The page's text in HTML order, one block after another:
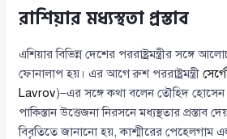
রাশিয়ার মধ্যস্থতা প্রস্তাব
এশিয়ার বিভিন্ন দেশের পররাষ্ট্রমন্ত্রীর সঙ্গে
ফোনালাপ হয়। এর আগে রুশ পররাষ্ট্রমন্ত্রী
Lavrov)–এর সঙ্গে কথা বলেন তৌহিদ
পাকিস্তান উত্তেজনা নিরসনে মধ্যস্থতার প্রস্তাব
বিবৃতিতে জানানো হয়, কাশ্মীরের পেহেলগাম